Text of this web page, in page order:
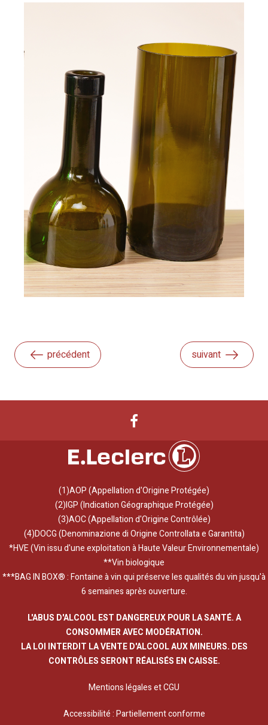
précédent suivant
(1)AOP (Appellation d'Origine Protégée)
(2)IGP (Indication Géographique Protégée)
(3)AOC (Appellation d'Origine Contrôlée)
(4)DOCG (Denominazione di Origine Controllata e Garantita)
*HVE (Vin issu d'une exploitation à Haute Valeur Environnementale)
**Vin biologique
***BAG IN BOX® : Fontaine à vin qui préserve les qualités du vin jusqu'à
6 semaines après ouverture.
L'ABUS D'ALCOOL EST DANGEREUX POUR LA SANTÉ. A
CONSOMMER AVEC MODÉRATION.
LA LOI INTERDIT LA VENTE D'ALCOOL AUX MINEURS. DES
CONTRÔLES SERONT RÉALISÉS EN CAISSE.
Mentions légales et CGU
Accessibilité : Partiellement conforme